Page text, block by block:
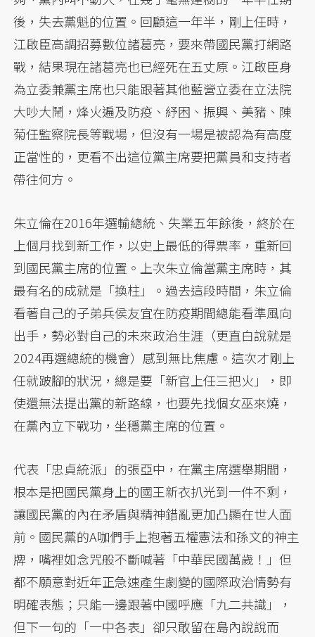
後，失去黨魁的位置。回顧這一年半，剛上任時，
江啟臣高調招募數位諸葛亮，要來帶國民黨打網路
戰，結果現在諸葛亮也已經死在五丈原。江啟臣身
為立委兼黨主席也只能跟著其他藍營立委在立法院
大吵大鬧，烽火遍及防疫、紓困、振興、美豬、陳
菊任監察院長等戰場，但沒有一場是被認為有高度
正當性的，更看不出這位黨主席要把黨員和支持者
帶往何方。
朱立倫在2016年選輸總統、失業五年餘後，終於在
上個月找到新工作，以史上最低的得票率，重新回
到國民黨主席的位置。上次朱立倫當黨主席時，其
最有名的成就是「換柱」。過去這段時間，朱立倫
看著自己的子弟兵侯友宜在防疫期間總能看準風向
出手，勢必對自己的未來政治生涯（更直白說就是
2024再選總統的機會）感到無比焦慮。這次才剛上
任就跛腳的狀況，總是要「新官上任三把火」，即
使還無法提出黨的新路線，也要先找個女巫來燒，
在黨內立下戰功，坐穩黨主席的位置。
代表「忠貞統派」的張亞中，在黨主席選舉期間，
根本是把國民黨身上的國王新衣扒光到一件不剩，
讓國民黨的內在矛盾與精神錯亂更加凸顯在世人面
前。國民黨的A咖們手上抱著五權憲法和孫文的神主
牌，嘴裡如念咒般不斷喊著「中華民國萬歲！」但
都不願意對近年正急速產生劇變的國際政治情勢有
明確表態；只能一邊跟著中國呼應「九二共識」，
但下一句的「一中各表」卻只敢留在島內說說而